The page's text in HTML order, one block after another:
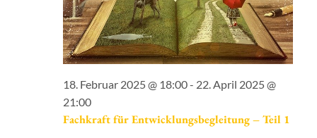
Fachkraft für Entwicklungsbegleitung – Teil 1
18. Februar 2025 @ 18:00- 22. April 2025 @
21:00